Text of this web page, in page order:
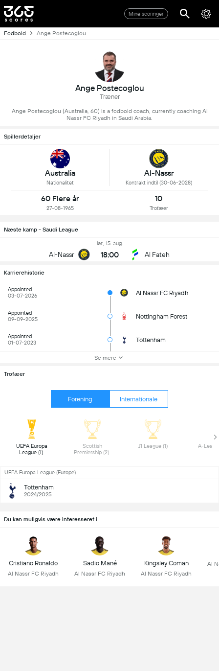
Mine scoringer
Fodbold Ange Postecoglou
Ange Postecoglou
Træner
Ange Postecoglou (Australia, 60) is a fodbold coach, currently coaching Al
Nassr FC Riyadh in Saudi Arabia.
Spillerdetaljer
Australia
Nationalitet
Al-Nassr
Kontrakt indtil (30-06-2028)
60 Flere år
27-08-1965
10
Trofæer
Næste kamp - Saudi League
Al-Nassr
lør., 15. aug.
18:00 Al Fateh
Karrierehistorie
Appointed
03-07-2026
Al Nassr FC Riyadh
Appointed
09-09-2025
Nottingham Forest
Appointed
01-07-2023
Tottenham
Se mere
Trofæer
Forening Internationale
UEFA Europa
League (1)
Scottish
J1 League (1)
UEFA Europa League (Europe)
Tottenham
2024/2025
Du kan muligvis være interesseret i
Cristiano Ronaldo
Al Nassr FC Riyadh
Sadio Mané
Al Nassr FC Riyadh
Kingsley Coman
Al Nassr FC Riyadh
Al